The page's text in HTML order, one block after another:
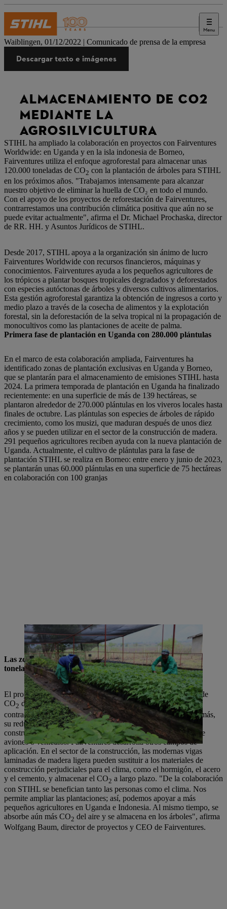
Menu
Prensa
Waiblingen, 01/12/2022 | Comunicado de prensa de la empresa
Descargar texto e imágenes
ALMACENAMIENTO DE CO2
MEDIANTE LA
AGROSILVICULTURA
STIHL ha ampliado la colaboración en proyectos con Fairventures
Worldwide: en Uganda y en la isla indonesia de Borneo,
Fairventures utiliza el enfoque agroforestal para almacenar unas
120.000 toneladas de CO2 con la plantación de árboles para STIHL
en los próximos años. "Trabajamos intensamente para alcanzar
nuestro objetivo de eliminar la huella de CO₂ en todo el mundo.
Con el apoyo de los proyectos de reforestación de Fairventures,
contrarrestamos una contribución climática positiva que aún no se
puede evitar actualmente", afirma el Dr. Michael Prochaska, director
de RR. HH. y Asuntos Jurídicos de STIHL.
Desde 2017, STIHL apoya a la organización sin ánimo de lucro
Fairventures Worldwide con recursos financieros, máquinas y
conocimientos. Fairventures ayuda a los pequeños agricultores de
los trópicos a plantar bosques tropicales degradados y deforestados
con especies autóctonas de árboles y diversos cultivos alimentarios.
Esta gestión agroforestal garantiza la obtención de ingresos a corto y
medio plazo a través de la cosecha de alimentos y la explotación
forestal, sin la deforestación de la selva tropical ni la propagación de
monocultivos como las plantaciones de aceite de palma.
Primera fase de plantación en Uganda con 280.000 plántulas
En el marco de esta colaboración ampliada, Fairventures ha
identificado zonas de plantación exclusivas en Uganda y Borneo,
que se plantarán para el almacenamiento de emisiones STIHL hasta
2024. La primera temporada de plantación en Uganda ha finalizado
recientemente: en una superficie de más de 139 hectáreas, se
plantaron alrededor de 270.000 plántulas en los viveros locales hasta
finales de octubre. Las plántulas son especies de árboles de rápido
crecimiento, como los musizi, que maduran después de unos diez
años y se pueden utilizar en el sector de la construcción de madera.
291 pequeños agricultores reciben ayuda con la nueva plantación de
Uganda. Actualmente, el cultivo de plántulas para la fase de
plantación STIHL se realiza en Borneo: entre enero y junio de 2023,
se plantarán unas 60.000 plántulas en una superficie de 75 hectáreas
en colaboración con 100 granjas
En los viveros locales se cultivan plántulas de árboles de rápido
crecimiento, como el musizi. (Imagen: Fairventures Worldwide)
Las zonas de cultivo asignadas almacenan unas 120.000
toneladas de CO2
El proyecto de reforestación retendrá unas 120.000 toneladas de
CO2 de la atmósfera. Al utilizar la madera talada para
contrachapado, se evita el uso de árboles de mayor valor. Además,
su reducido peso permite nuevas aplicaciones valiosas en la
construcción ligera, por ejemplo, en el equipamiento interior de
aviones o vehículos. Fairventures desarrolla otros campos de
aplicación. En el sector de la construcción, las modernas vigas
laminadas de madera ligera pueden sustituir a los materiales de
construcción perjudiciales para el clima, como el hormigón, el acero
y el cemento, y almacenar el CO2 a largo plazo. "De la colaboración
con STIHL se benefician tanto las personas como el clima. Nos
permite ampliar las plantaciones; así, podemos apoyar a más
pequeños agricultores en Uganda e Indonesia. Al mismo tiempo, se
absorbe aún más CO2 del aire y se almacena en los árboles", afirma
Wolfgang Baum, director de proyectos y CEO de Fairventures.